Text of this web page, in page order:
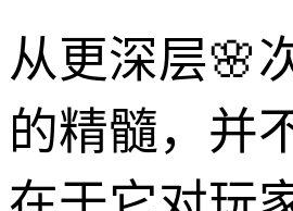
从更深层🌸
的精髓，并